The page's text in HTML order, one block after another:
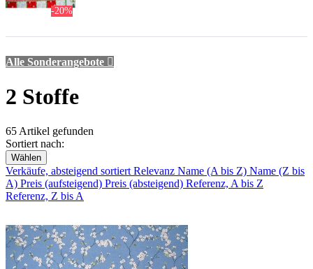
-20%
Alle Sonderangebote 
2 Stoffe
65 Artikel gefunden
Sortiert nach:
Wählen
Verkäufe, absteigend sortiert Relevanz Name (A bis Z) Name (Z bis
A) Preis (aufsteigend) Preis (absteigend) Referenz, A bis Z
Referenz, Z bis A